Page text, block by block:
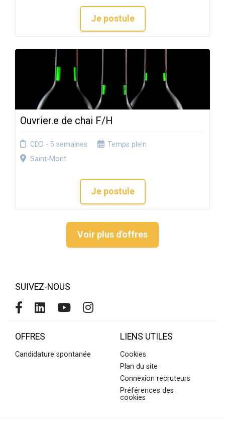
Je postule
Ouvrier.e de chai F/H
CDD - 5 semaines
Temps plein
Saint-Mont
Je postule
Voir plus d'offres
SUIVEZ-NOUS
OFFRES
Candidature spontanée
LIENS UTILES
Cookies
Plan du site
Connexion recruteurs
Préférences des
cookies